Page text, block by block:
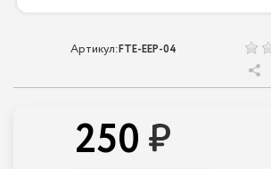
Артикул:FTE-EEP-04
250